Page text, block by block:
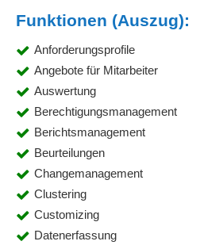
Funktionen (Auszug):
Anforderungsprofile
Angebote für Mitarbeiter
Auswertung
Berechtigungsmanagement
Berichtsmanagement
Beurteilungen
Changemanagement
Clustering
Customizing
Datenerfassung